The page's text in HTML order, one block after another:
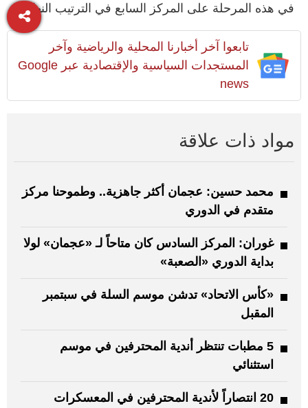
في هذه المرحلة على المركز السابع في الترتيب النهائي.
تابعوا آخر أخبارنا المحلية والرياضية وآخر
المستجدات السياسية والإقتصادية عبر Google
news
مواد ذات علاقة
محمد حسين: عجمان أكثر جاهزية.. وطموحنا مركز
متقدم في الدوري
غوران: المركز السادس كان متاحاً لـ «عجمان» لولا
بداية الدوري «الصعبة»
«كأس الاتحاد» تدشن موسم السلة في سبتمبر
المقبل
5 مطبات تنتظر أندية المحترفين في موسم
استثنائي
20 انتصاراً لأندية المحترفين في المعسكرات